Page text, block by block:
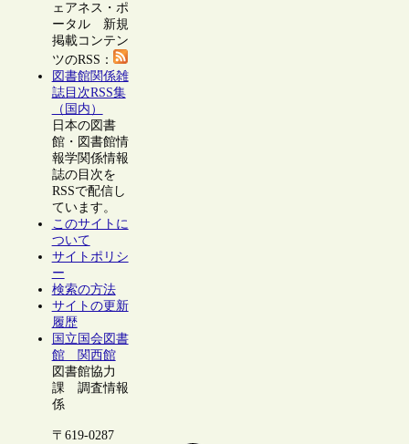
ェアネス・ポ
ータル 新規
掲載コンテン
ツのRSS：
図書館関係雑
誌目次RSS集
（国内）
日本の図書
館・図書館情
報学関係情報
誌の目次を
RSSで配信し
ています。
このサイトに
ついて
サイトポリシ
ー
検索の方法
サイトの更新
履歴
国立国会図書
館 関西館
図書館協力
課 調査情報
係
〒619-0287